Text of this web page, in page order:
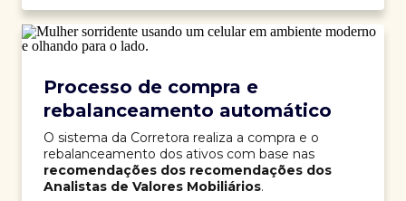
Processo de compra e
rebalanceamento automático
O sistema da Corretora realiza a compra e o
rebalanceamento dos ativos com base nas
recomendações dos recomendações dos
Analistas de Valores Mobiliários.